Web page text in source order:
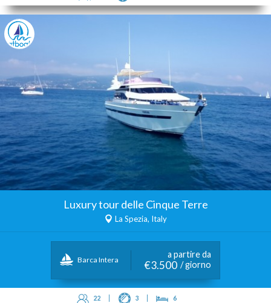
Luxury tour delle Cinque Terre
La Spezia, Italy
Barca Intera
a partire da
€3.500 / giorno
22 3 6